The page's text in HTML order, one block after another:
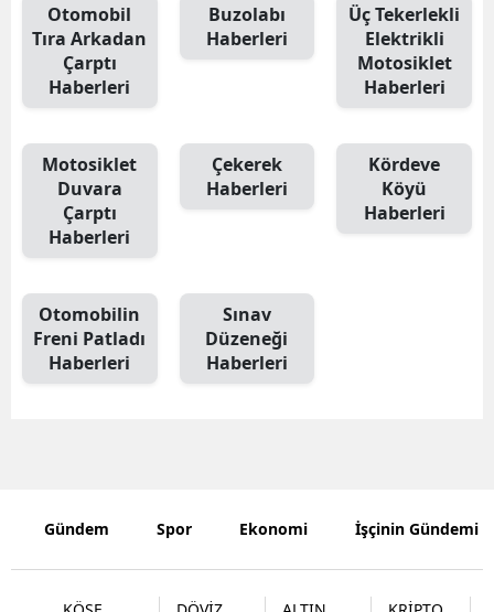
Otomobil
Tıra Arkadan
Çarptı
Haberleri
Buzolabı
Haberleri
Üç Tekerlekli
Elektrikli
Motosiklet
Haberleri
Motosiklet
Duvara
Çarptı
Haberleri
Çekerek
Haberleri
Kördeve
Köyü
Haberleri
Otomobilin
Freni Patladı
Haberleri
Sınav
Düzeneği
Haberleri
Gündem Spor Ekonomi İşçinin Gündemi